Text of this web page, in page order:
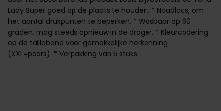
Lady Super goed op de plaats te houden. * Naadloos, om
het aantal drukpunten te beperken. * Wasbaar op 60
graden, mag steeds opnieuw in de droger. * Kleurcodering
op de tailleband voor gemakkelijke herkenning
(XXL=paars). * Verpakking van 5 stuks.